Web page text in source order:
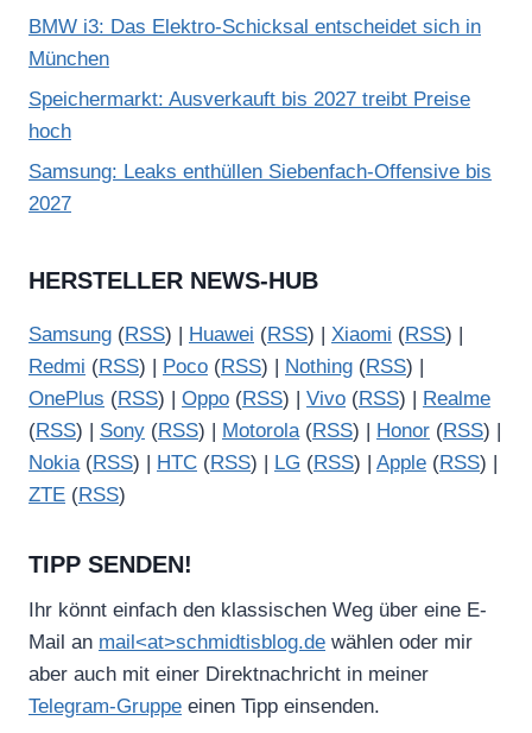
BMW i3: Das Elektro-Schicksal entscheidet sich in
München
Speichermarkt: Ausverkauft bis 2027 treibt Preise
hoch
Samsung: Leaks enthüllen Siebenfach-Offensive bis
2027
HERSTELLER NEWS-HUB
Samsung (RSS) | Huawei (RSS) | Xiaomi (RSS) |
Redmi (RSS) | Poco (RSS) | Nothing (RSS) |
OnePlus (RSS) | Oppo (RSS) | Vivo (RSS) |
Realme
(RSS) | Sony (RSS) | Motorola(RSS) | Honor (RSS) |
Nokia(RSS) | HTC (RSS) | LG (RSS) | Apple (RSS) |
ZTE (RSS)
TIPP SENDEN!
Ihr könnt einfach den klassischen Weg über eine E-
Mail an mail<at>schmidtisblog.de wählen oder mir
aber auch mit einer Direktnachricht in meiner
Telegram-Gruppe einen Tipp einsenden.